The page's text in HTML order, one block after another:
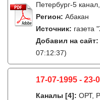
Петербург-5
Регион: Абакан
Источник: газета
Добавил на сайт:
07:12:37)
17-07-1995 - 23-
Каналы [4]: ОРТ,